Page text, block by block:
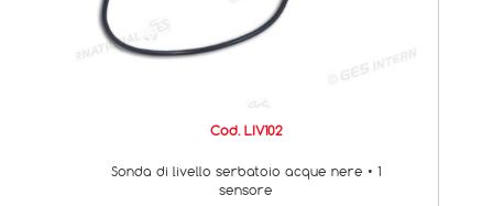
Cod. LIV102
Sonda di livello serbatoio acque nere • 1
sensore